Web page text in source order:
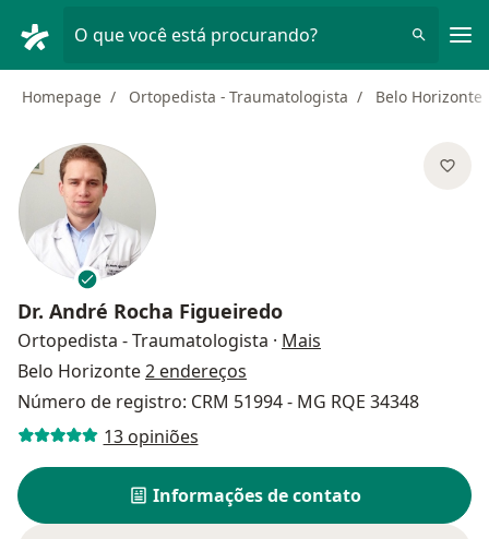
O que você está procurando?
Homepage Ortopedista - Traumatologista Belo Horizonte
Dr. André Rocha Figueiredo
Ortopedista - Traumatologista · Mais
Belo Horizonte2 endereços
Número de registro: CRM 51994 - MG RQE 34348
13 opiniões
Informações de contato